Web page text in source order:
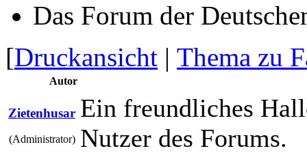
Das Forum der
[Druckansicht | Thema zu
Autor
Zietenhusar
(Administrator)
Ein freundliches
Nutzer des Forums.